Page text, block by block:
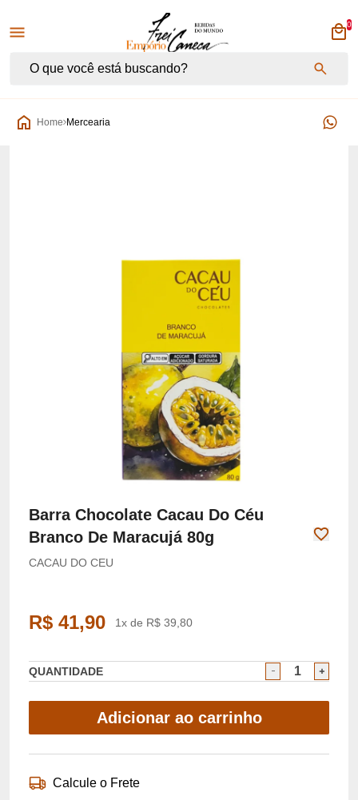
Empório Frei Caneca
0
Home Mercearia
Barra Chocolate Cacau Do Céu
Branco De Maracujá 80g
CACAU DO CEU
R$ 41,90 1x de R$ 39,80
QUANTIDADE
Adicionar ao carrinho
Calcule o Frete